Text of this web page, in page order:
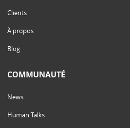
Clients
À propos
Blog
COMMUNAUTÉ
News
Human Talks